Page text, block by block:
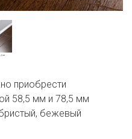
приобрести
58,5 мм и 78,5 мм
бежевый